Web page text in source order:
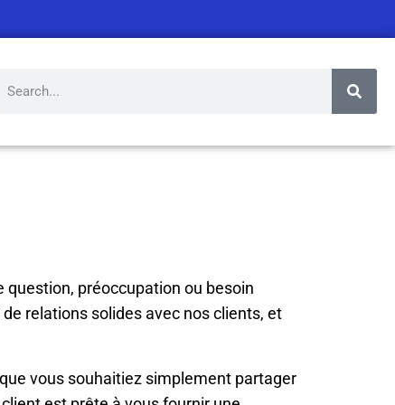
préoccupation ou besoin
relations solides avec nos clients, et
vous souhaitiez simplement partager